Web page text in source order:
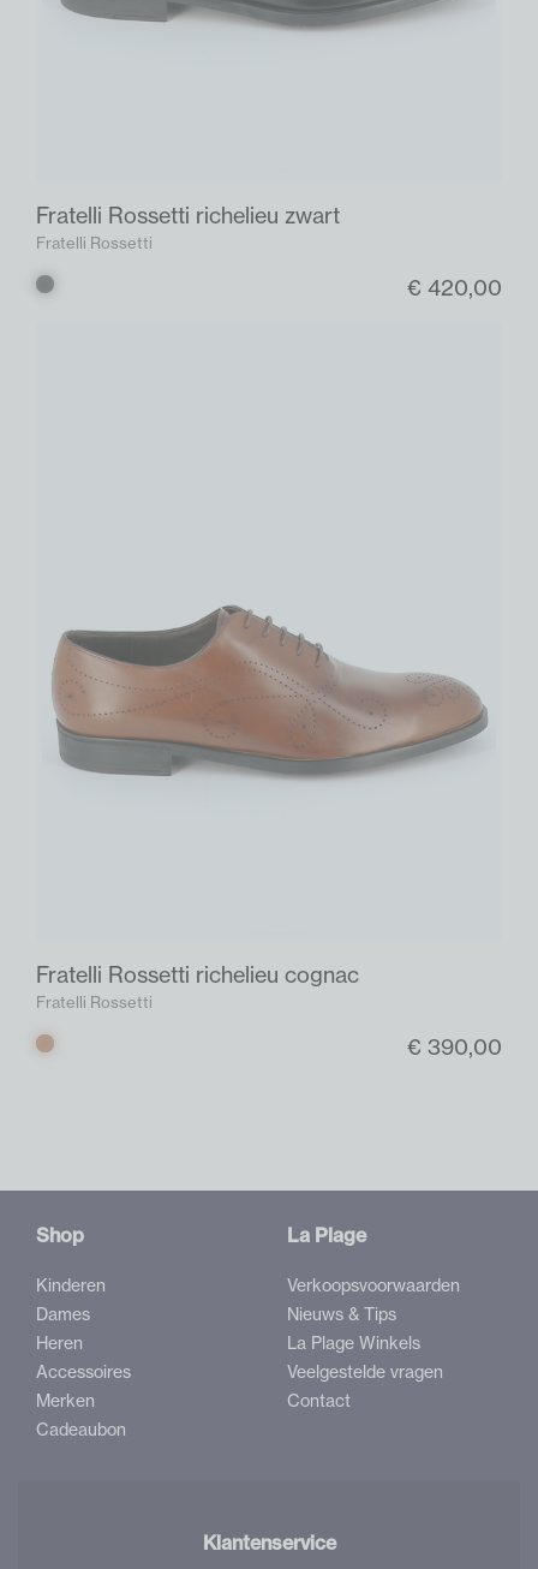
Fratelli Rossetti richelieu zwart
Fratelli Rossetti
Zwart € 420,00
Fratelli Rossetti richelieu cognac
Fratelli Rossetti
Cognac € 390,00
Shop
Kinderen
Dames
Heren
Accessoires
Merken
Cadeaubon
La Plage
Verkoopsvoorwaarden
Nieuws & Tips
La Plage Winkels
Veelgestelde vragen
Contact
Klantenservice